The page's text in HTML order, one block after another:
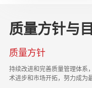
质量方针与
质量方针
持续改进和完善质量管理体系
术进步和市场开拓，努力成为